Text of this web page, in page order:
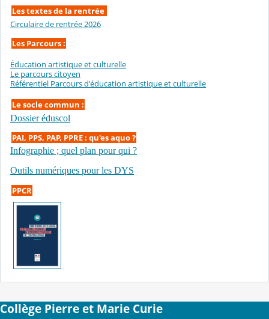
Les textes de la rentrée
Circulaire de rentrée 2026
Les Parcours :
Éducation artistique et culturelle
Le parcours citoyen
Référentiel Parcours d'éducation artistique et culturelle
Le socle commun :
Dossier éduscol
PAI, PPS, PAP, PPRE : qu'es aquo ?
Infographie ; quel plan pour qui ?
Outils numériques pour les DYS
PPCR
Collège Pierre et Marie Curie